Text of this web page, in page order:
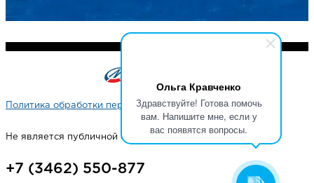
Ольга Кравченко
Здравствуйте! Готова помочь
вам. Напишите мне, если у
вас появятся вопросы.
Политика обработки персональных данных
Не является публичной офертой
+7 (3462) 550-877